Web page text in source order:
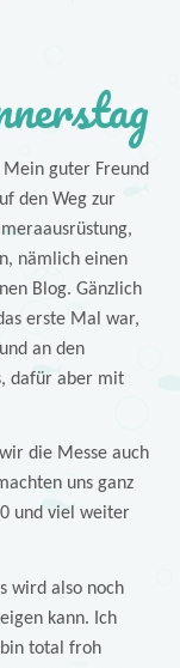
guter Freund
den Weg zur
nämlich einen
Blog. Gänzlich
erste Mal war,
an den
dafür aber mit
die Messe auch
uns ganz
und viel weiter
wird also noch
kann. Ich
total froh